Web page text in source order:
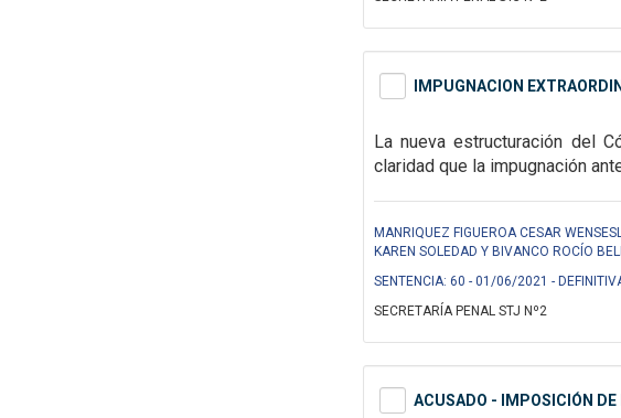
IMPUGNACION
La nueva estructuración del
claridad que la impugnación
MANRIQUEZ FIGUEROA CESAR
KAREN SOLEDAD Y BIVANCO ROCÍO
SENTENCIA: 60 - 01/06/2021 -
SECRETARÍA PENAL STJ Nº2
ACUSADO - IMPOSICIÓN DE